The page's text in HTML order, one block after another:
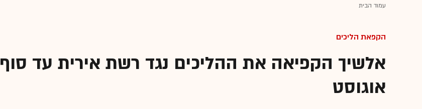
עמוד הבית
הקפאת הליכים
אלשיך הקפיאה את ההליכים נגד רשת אירית עד סוף
אוגוסט